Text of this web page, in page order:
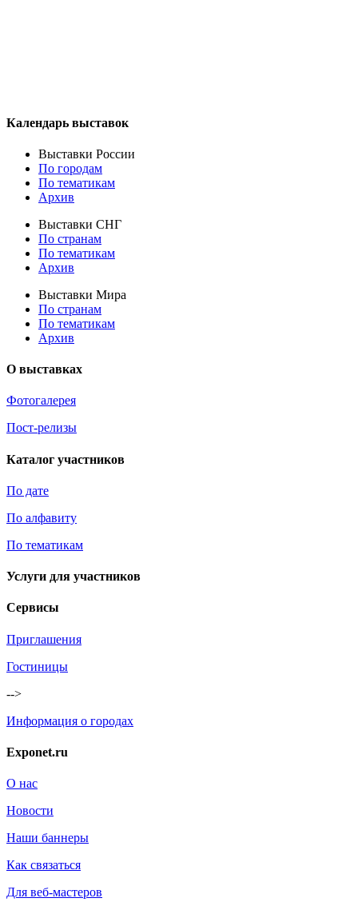
Календарь выставок
Выставки России
По городам
По тематикам
Архив
Выставки СНГ
По странам
По тематикам
Архив
Выставки Мира
По странам
По тематикам
Архив
О выставках
Фотогалерея
Пост-релизы
Каталог участников
По дате
По алфавиту
По тематикам
Услуги для участников
Сервисы
Приглашения
Гостиницы
-->
Информация о городах
Exponet.ru
О нас
Новости
Наши баннеры
Как связаться
Для веб-мастеров